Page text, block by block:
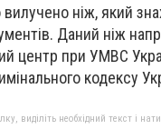
ніж, який
Даний ніж
центр при УМВС
кодексу
виділіть необхідний текст і